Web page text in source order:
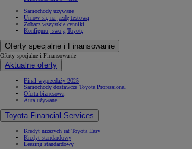
Od117 670 zł netto
PROACE CITY
RÓWNIEŻ ELECTRIC
Samochody używane
Umów się na jazdę testową
Zobacz wszystkie cenniki
Konfiguruj swoją Toyotę
Oferty specjalne i Finansowanie
Oferty specjalne i Finansowanie
Aktualne oferty
Finał wyprzedaży 2025
Samochody dostawcze Toyota Professional
Oferta biznesowa
Auta używane
Toyota Financial Services
Kredyt niższych rat Toyota Easy
Kredyt standardowy
Leasing standardowy